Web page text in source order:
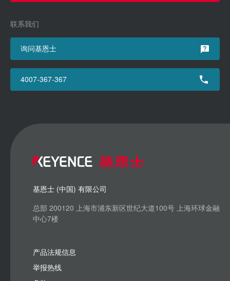
联系我们
询问基恩士
4007-367-367
基恩士 (中国) 有限公司
总部 200120 上海市浦东新区世纪大道100号 上海环球金融
中心7楼
产品法规信息
举报热线